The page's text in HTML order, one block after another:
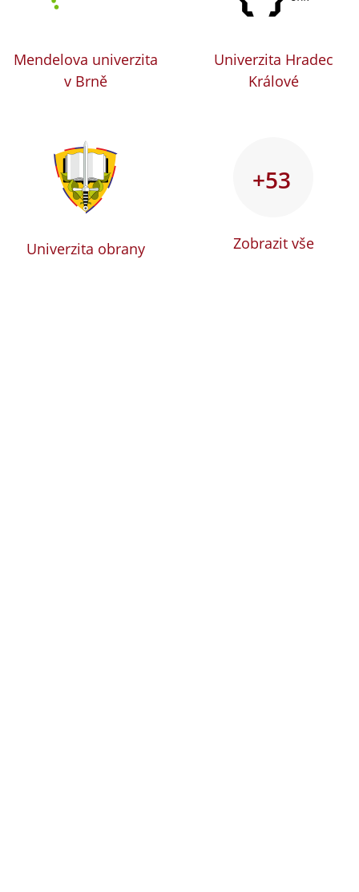
Mendelova univerzita
v Brně
Univerzita Hradec
Králové
Univerzita obrany
+53
Zobrazit vše